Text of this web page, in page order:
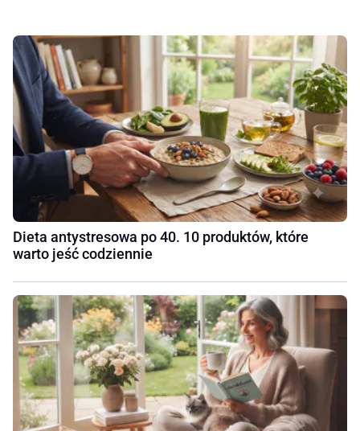
Dieta antystresowa po 40. 10 produktów, które
warto jeść codziennie